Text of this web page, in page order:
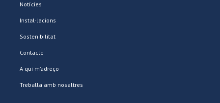
Notícies
Instal·lacions
Sostenibilitat
Contacte
A qui m’adreço
Treballa amb nosaltres